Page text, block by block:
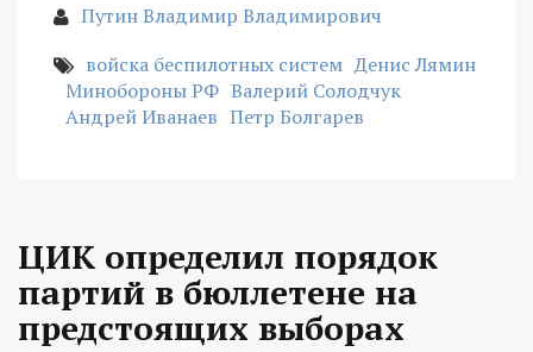
Путин Владимир Владимирович
войска беспилотных систем Денис Лямин
Минобороны РФ Валерий Солодчук
Андрей Иванаев Петр Болгарев
ЦИК определил порядок
партий в бюллетене на
предстоящих выборах